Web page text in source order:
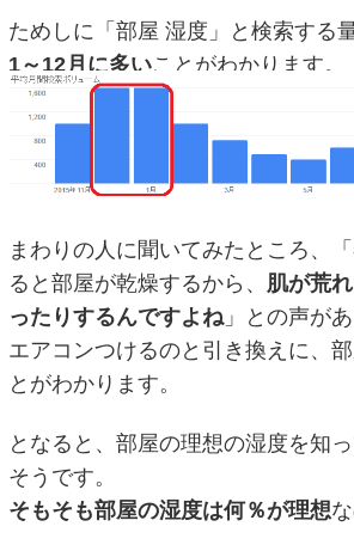
ためしに「部屋 湿度」と検索する
1～12月に多いことがわかります。
まわりの人に聞いてみたところ、
ると部屋が乾燥するから、 肌が荒
ったりするんですよね」との声があ
エアコンつけるのと引き換えに、
とがわかります。
となると、部屋の理想の湿度を知
そうです。
そもそも部屋の湿度は何％が理想